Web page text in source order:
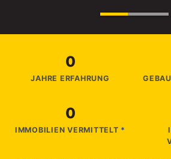
0
JAHRE ERFAHRUNG
0
IMMOBILIEN VERMITTELT *